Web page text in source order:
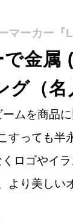
マーカー『
金属
（名
ムを商品
っても半
ロゴやイ
り美しい